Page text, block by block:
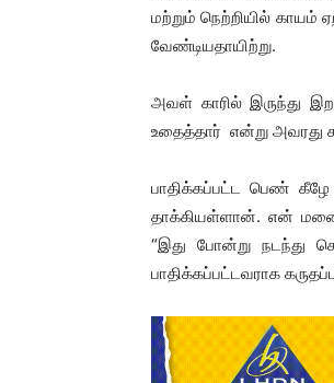
மற்றும் நெற்றியில் காயம்
வேண்டியதாயிற்று.
அவள் காரில் இருந்து
உதைத்தார் என்று அவரது
பாதிக்கப்பட்ட பெண் கீழே
தாக்கியள்ளான். என்
“இது போன்று நடந்து
பாதிக்கப்பட்டவராக